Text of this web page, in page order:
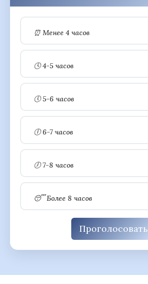
⏰ Менее 4 часов
🕓 4-5 часов
🕔 5-6 часов
🕕 6-7 часов
🕖 7-8 часов
😴 Более 8 часов
Проголосовать